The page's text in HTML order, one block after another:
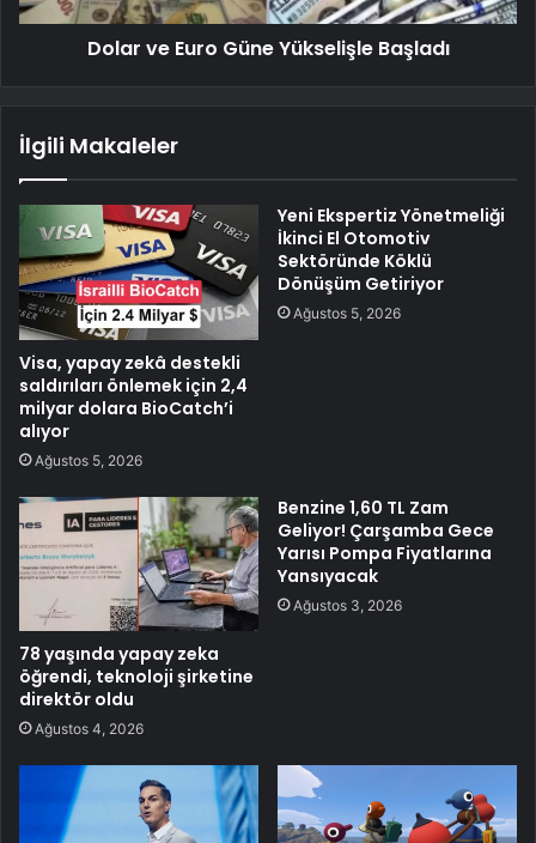
Dolar ve Euro Güne Yükselişle Başladı
İlgili Makaleler
Visa, yapay zekâ destekli
saldırıları önlemek için 2,4
milyar dolara BioCatch’i
alıyor
Ağustos 5, 2026
Yeni Ekspertiz Yönetmeliği
İkinci El Otomotiv
Sektöründe Köklü
Dönüşüm Getiriyor
Ağustos 5, 2026
78 yaşında yapay zeka
öğrendi, teknoloji şirketine
direktör oldu
Ağustos 4, 2026
Benzine 1,60 TL Zam
Geliyor! Çarşamba Gece
Yarısı Pompa Fiyatlarına
Yansıyacak
Ağustos 3, 2026